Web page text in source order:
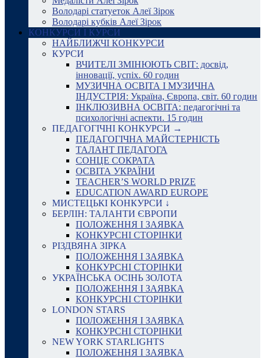
Володарі статуеток Алеї Зірок
Володарі кубків Алеї Зірок
КОНКУРСИ І КУРСИ
НАЙБЛИЖЧІ КОНКУРСИ
КУРСИ
ВЧИТЕЛІ ЗМІНЮЮТЬ СВІТ: досвід,
інновації, успіх. 60 годин
МУЗИЧНА ОСВІТА І МУЗИЧНА
ІНДУСТРІЯ: Україна, Європа, світ. 60 годин
ІНКЛЮЗИВНА ОСВІТА: педагогічні та
психологічні аспекти. 15 годин
ПЕДАГОГІЧНІ КОНКУРСИ →
ПЕДАГОГІЧНА МАЙСТЕРНІСТЬ
ТАЛАНТ ПЕДАГОГА
СОНЦЕ СОКРАТА
ОСВІТА УКРАЇНИ
TEACHER’S WORLD PRIZE
EDUCATION AWARD EUROPE
МИСТЕЦЬКІ КОНКУРСИ ↓
БЕРЛІН: ТАЛАНТИ ЄВРОПИ
ПОЛОЖЕННЯ І ЗАЯВКА
КОНКУРСНІ СТОРІНКИ
РІЗДВЯНА ЗІРКА
ПОЛОЖЕННЯ І ЗАЯВКА
КОНКУРСНІ СТОРІНКИ
УКРАЇНСЬКА ОСІНЬ ЗОЛОТА
ПОЛОЖЕННЯ І ЗАЯВКА
КОНКУРСНІ СТОРІНКИ
LONDON STARS
ПОЛОЖЕННЯ І ЗАЯВКА
КОНКУРСНІ СТОРІНКИ
NEW YORK STARLIGHTS
ПОЛОЖЕННЯ І ЗАЯВКА